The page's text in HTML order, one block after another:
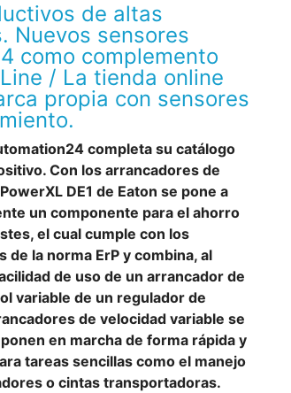
de altas
Nuevos sensores
como complemento
/ La tienda online
propia con sensores
completa su catálogo
Con los arrancadores de
DE1 de Eaton se pone a
un componente para el ahorro
el cual cumple con los
la norma ErP y combina, al
de uso de un arrancador de
variable de un regulador de
de velocidad variable se
en marcha de forma rápida y
tareas sencillas como el manejo
o cintas transportadoras.